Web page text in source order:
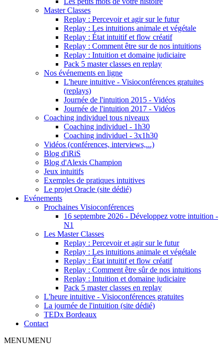
Master Classes
Replay : Percevoir et agir sur le futur
Replay : Les intuitions animale et végétale
Replay : État intuitif et flow créatif
Replay : Comment être sur de nos intuitions
Replay : Intuition et domaine judiciaire
Pack 5 master classes en replay
Nos événements en ligne
L'heure intuitive - Visioconférences gratuites
(replays)
Journée de l'intuition 2015 - Vidéos
Journée de l'intuition 2017 - Vidéos
Coaching individuel tous niveaux
Coaching individuel - 1h30
Coaching individuel - 3x1h30
Vidéos (conférences, interviews,...)
Blog d'iRiS
Blog d'Alexis Champion
Jeux intuitifs
Exemples de pratiques intuitives
Le projet Oracle (site dédié)
Evénements
Prochaines Visioconférences
16 septembre 2026 - Développez votre intuition -
N1
Les Master Classes
Replay : Percevoir et agir sur le futur
Replay : Les intuitions animale et végétale
Replay : État intuitif et flow créatif
Replay : Comment être sûr de nos intuitions
Replay : Intuition et domaine judiciaire
Pack 5 master classes en replay
L'heure intuitive - Visioconférences gratuites
La journée de l'intuition (site dédié)
TEDx Bordeaux
Contact
MENUMENU